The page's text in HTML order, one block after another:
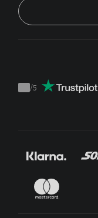
Trustpilot
/5